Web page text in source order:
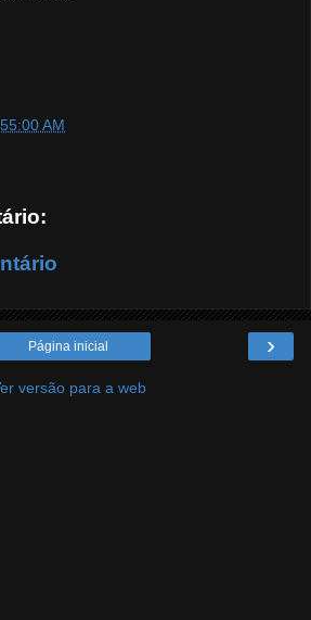
AM
›
Página inicial
versão para a web